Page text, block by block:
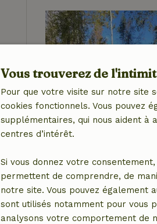
Vous trouverez de
Pour que votre visite sur notre site
cookies fonctionnels. Vous pouvez
supplémentaires, qui nous aident
centres d’intérêt.
Si vous donnez votre
permettent de comprendre, de
notre site. Vous pouvez également
sont utilisés notamment pour vous
analysons votre comportement de